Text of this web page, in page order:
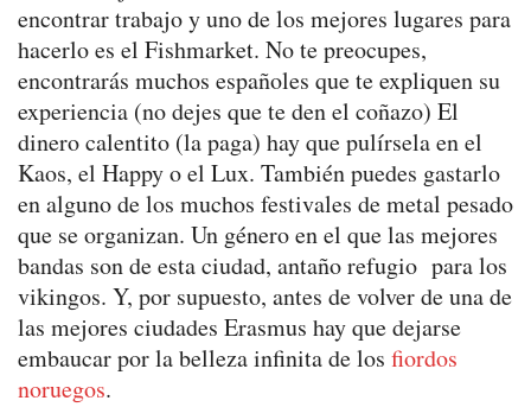
encontrar trabajo y uno de los mejores lugares para
hacerlo es el Fishmarket. No te preocupes,
encontrarás muchos españoles que te expliquen su
experiencia (no dejes que te den el coñazo) El
dinero calentito (la paga) hay que pulírsela en el
Kaos, el Happy o el Lux. También puedes gastarlo
en alguno de los muchos festivales de metal pesado
que se organizan. Un género en el que las mejores
bandas son de esta ciudad, antaño refugio para los
vikingos. Y, por supuesto, antes de volver de una de
las mejores ciudades Erasmus hay que dejarse
embaucar por la belleza infinita de los fiordos
noruegos.